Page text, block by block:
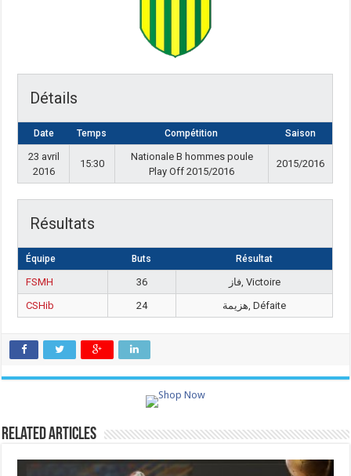
Détails
Date Temps Compétition Saison
23 avril
2016
15:30
Nationale B hommes poule
Play Off 2015/2016
2015/2016
Résultats
Équipe Buts Résultat
FSMH 36
فاز, Victoire
CSHib
24 هزيمة, Défaite
Related Articles